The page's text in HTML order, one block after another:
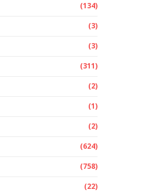
(134)
(3)
(3)
(311)
(2)
(1)
(2)
(624)
(758)
(22)